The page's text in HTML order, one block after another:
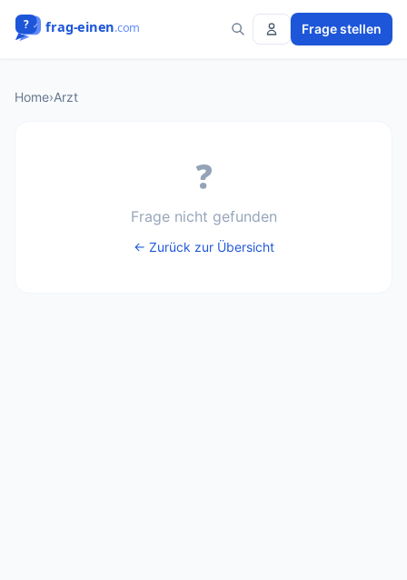
Frage stellen
Home›Arzt
❓
Frage nicht gefunden
← Zurück zur Übersicht